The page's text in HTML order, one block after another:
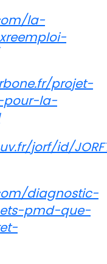
la-
projet-
pour-la-
jorf/id/
diagnostic-
pmd-que-